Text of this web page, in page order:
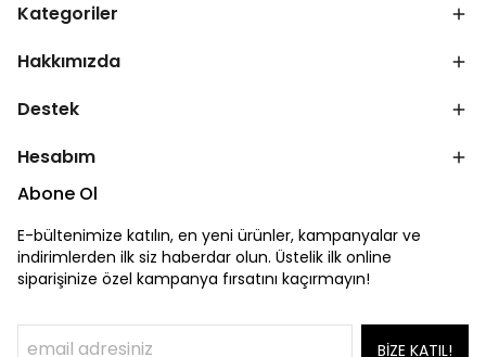
Kategoriler
Hakkımızda
Destek
Hesabım
Abone Ol
E-bültenimize katılın, en yeni ürünler, kampanyalar ve
indirimlerden ilk siz haberdar olun. Üstelik ilk online
siparişinize özel kampanya fırsatını kaçırmayın!
BİZE KATIL!